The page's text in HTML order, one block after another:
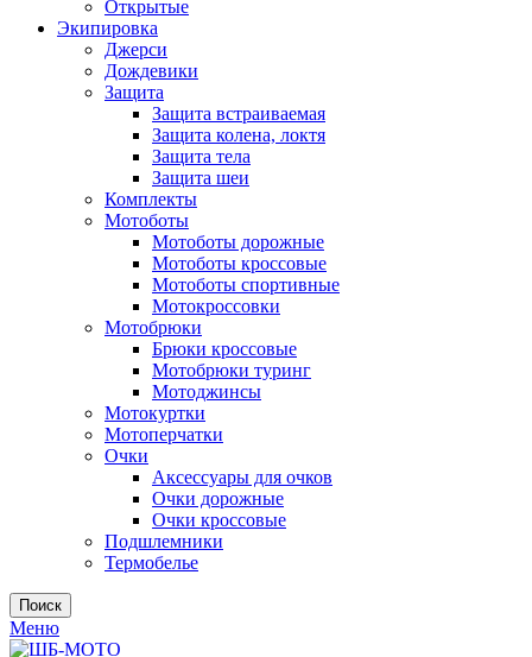
Открытые
Экипировка
Джерси
Дождевики
Защита
Защита встраиваемая
Защита колена, локтя
Защита тела
Защита шеи
Комплекты
Мотоботы
Мотоботы дорожные
Мотоботы кроссовые
Мотоботы спортивные
Мотокроссовки
Мотобрюки
Брюки кроссовые
Мотобрюки туринг
Мотоджинсы
Мотокуртки
Мотоперчатки
Очки
Аксессуары для очков
Очки дорожные
Очки кроссовые
Подшлемники
Термобелье
Поиск
Меню